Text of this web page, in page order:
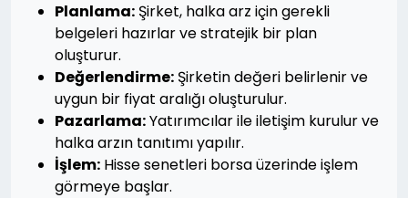
Planlama: Şirket, halka arz için gerekli
belgeleri hazırlar ve stratejik bir plan
oluşturur.
Değerlendirme: Şirketin değeri belirlenir ve
uygun bir fiyat aralığı oluşturulur.
Pazarlama:Yatırımcılar ile iletişim kurulur ve
halka arzın tanıtımı yapılır.
İşlem: Hisse senetleri borsa üzerinde işlem
görmeye başlar.